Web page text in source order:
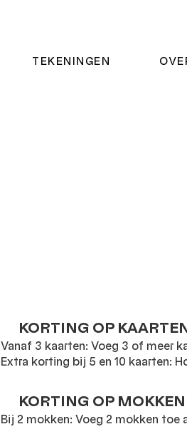
TEKENINGEN
KORTING OP
Vanaf 3 kaarten: Voeg 3 of meer
Extra korting bij 5 en 10 kaarten:
KORTING OP MOKKEN
Bij 2 mokken: Voeg 2 mokken toe